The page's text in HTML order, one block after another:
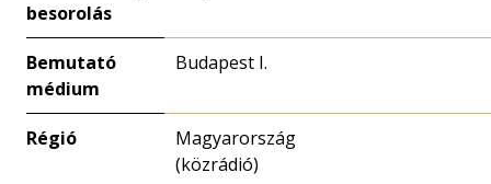
besorolás
Bemutató
médium
Budapest I.
Régió
Magyarország
(közrádió)